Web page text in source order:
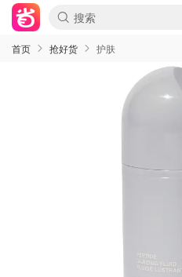
首页 抢好货 护肤